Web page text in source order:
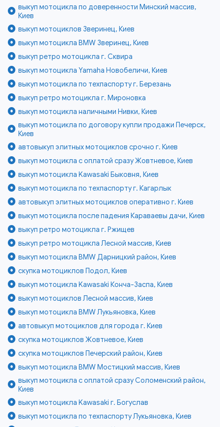
выкуп мотоцикла по доверенности Минский массив,
Киев
выкуп мотоциклов Зверинец, Киев
выкуп мотоцикла BMW Зверинец, Киев
выкуп ретро мотоцикла г. Сквира
выкуп мотоцикла Yamaha Новобеличи, Киев
выкуп мотоцикла по техпаспорту г. Березань
выкуп ретро мотоцикла г. Мироновка
выкуп мотоцикла наличными Нивки, Киев
выкуп мотоцикла по договору купли продажи Печерск,
Киев
автовыкуп элитных мотоциклов срочно г. Киев
выкуп мотоцикла с оплатой сразу Жовтневое, Киев
выкуп мотоцикла Kawasaki Быковня, Киев
выкуп мотоцикла по техпаспорту г. Кагарлык
автовыкуп элитных мотоциклов оперативно г. Киев
выкуп мотоцикла после падения Караваевы дачи, Киев
выкуп ретро мотоцикла г. Ржищев
выкуп ретро мотоцикла Лесной массив, Киев
выкуп мотоцикла BMW Дарницкий район, Киев
скупка мотоциклов Подол, Киев
выкуп мотоцикла Kawasaki Конча-Заспа, Киев
выкуп мотоциклов Лесной массив, Киев
выкуп мотоцикла BMW Лукьяновка, Киев
автовыкуп мотоциклов для города г. Киев
скупка мотоциклов Жовтневое, Киев
скупка мотоциклов Печерский район, Киев
выкуп мотоцикла BMW Мостицкий массив, Киев
выкуп мотоцикла с оплатой сразу Соломенский район,
Киев
выкуп мотоцикла Kawasaki г. Богуслав
выкуп мотоцикла по техпаспорту Лукьяновка, Киев